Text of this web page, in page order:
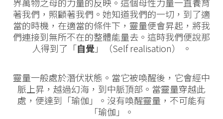
界萬物之母的力量的反映。這個母性力量一直養育
著我們，照顧著我們。她知道我們的一切，到了適
當的時機，在適當的條件下，靈量便會昇起，將我
們連接到無所不在的整體能量去。這時我們便說那
人得到了「自覺」（Self realisation） 。
靈量一般處於潛伏狀態。當它被喚醒後，它會經中
脈上昇，越過幻海，到中脈頂部。當靈量穿越此
處，便達到「瑜伽」。沒有喚醒靈量，不可能有
「瑜伽」。